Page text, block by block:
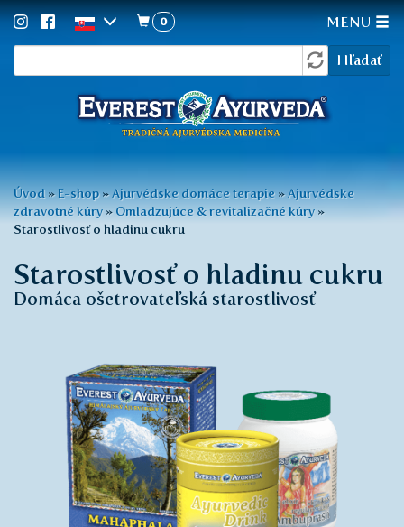
na
Hľadať
0 MENU
Nachádzate
sa
Úvod » E-shop » Ajurvédske domáce terapie » Ajurvédske
zdravotné kúry » Omladzujúce & revitalizačné kúry »
Starostlivosť o hladinu cukru
Starostlivosť o hladinu cukru
Domáca ošetrovateľská starostlivosť